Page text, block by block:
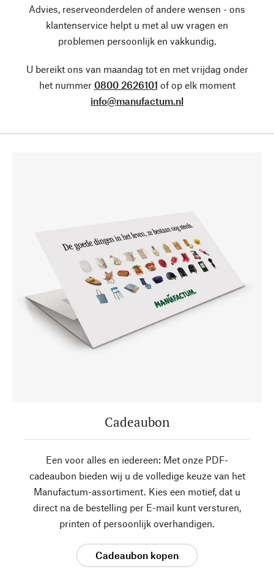
Advies, reserveonderdelen of andere wensen - ons
klantenservice helpt u met al uw vragen en
problemen persoonlijk en vakkundig.
U bereikt ons van maandag tot en met vrijdag onder
het nummer 0800 2626101 of op elk moment
info@manufactum.nl
Cadeaubon
Een voor alles en iedereen: Met onze PDF-
cadeaubon bieden wij u de volledige keuze van het
Manufactum-assortiment. Kies een motief, dat u
direct na de bestelling per E-mail kunt versturen,
printen of persoonlijk overhandigen.
Cadeaubon kopen